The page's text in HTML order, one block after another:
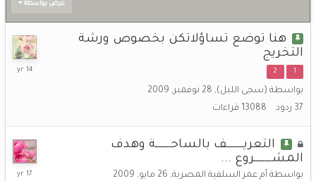
عرض بواسطة
هنا توضع تساؤلاتكن بخصوص ورشة
التخريج
1
2
بواسطة (سجى الليل), 28 نوفمبر, 2009
37 ردود 13088 قراءات
6
التعريــــــــف بالساحـــــــة وهدف
المشــــــــروع ...
بواسطة أم عمر السلفية المصرية, 26 مايو, 2009
26